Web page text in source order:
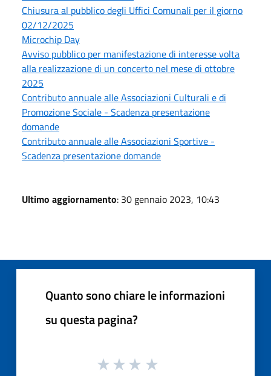
Chiusura al pubblico degli Uffici Comunali per il giorno
02/12/2025
Microchip Day
Avviso pubblico per manifestazione di interesse volta
alla realizzazione di un concerto nel mese di ottobre
2025
Contributo annuale alle Associazioni Culturali e di
Promozione Sociale - Scadenza presentazione
domande
Contributo annuale alle Associazioni Sportive -
Scadenza presentazione domande
Ultimo aggiornamento: 30 gennaio 2023, 10:43
Quanto sono chiare le informazioni
su questa pagina?